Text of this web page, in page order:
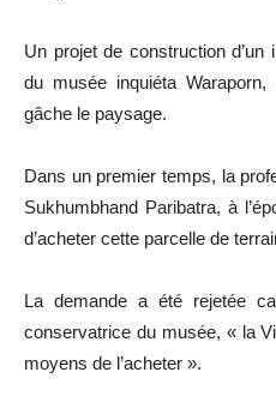
Un projet de construction
du musée inquiéta
gâche le paysage.
Dans un premier temps, la
Sukhumbhand Paribatra, à
d’acheter cette parcelle de
La demande a été rejetée
conservatrice du musée, « la
moyens de l’acheter ».